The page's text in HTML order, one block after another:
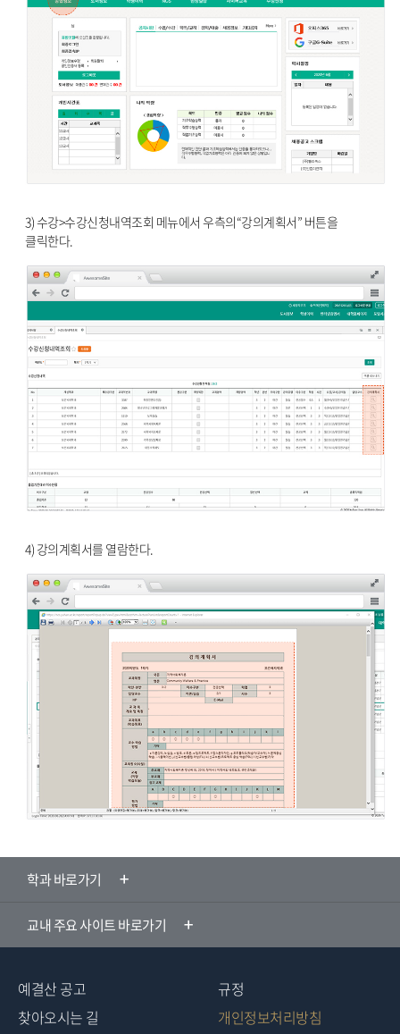
3) 수강>수강신청내역조회 메뉴에서 우측의“강의계획서” 버튼을
클릭한다.
4) 강의계획서를 열람한다.
학과 바로가기
교내 주요 사이트 바로가기
예결산 공고
규정
찾아오시는 길
개인정보처리방침